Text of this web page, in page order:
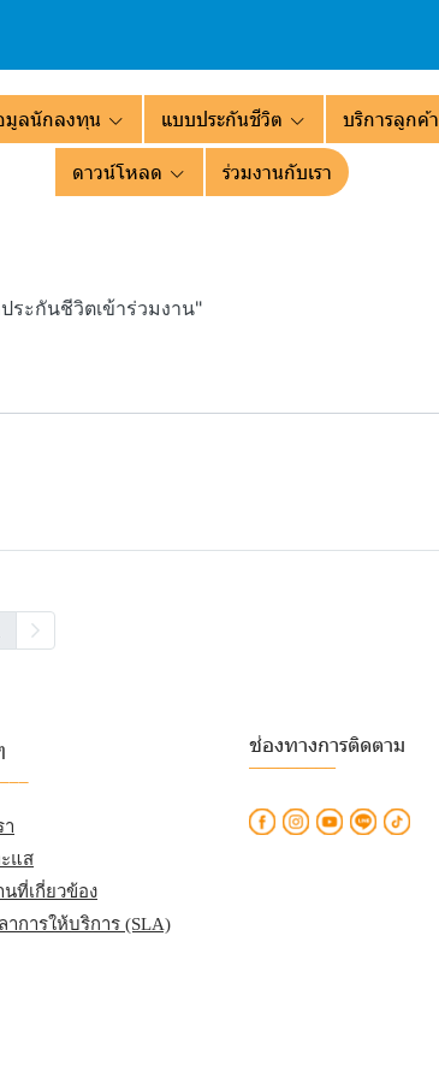
มูลนักลงทุน แบบประกันชีวิต บริการลูกค้า
ดาวน์โหลด ร่วมงานกับเรา
ระกันชีวิตเข้าร่วมงาน"
า
ะแส
นที่เกี่ยวข้อง
าการให้บริการ (SLA)
ช่องทางการติดตาม